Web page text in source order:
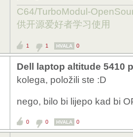
C64/TurboModul-
供开源爱好者学习使用
1 1 HVALA 0
Dell laptop altitude 5410
kolega, položili ste :D
nego, bilo bi lijepo kad bi
0 0 HVALA 0